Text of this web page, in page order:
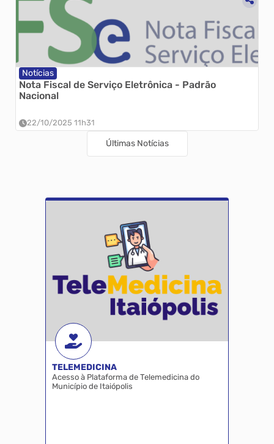
Notícias
Nota Fiscal de Serviço Eletrônica - Padrão
Nacional
22/10/2025 11h31
Últimas Notícias
TELEMEDICINA
Acesso à Plataforma de Telemedicina do
Município de Itaiópolis